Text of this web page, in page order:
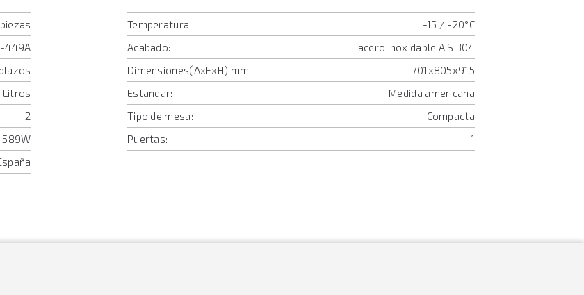
449A
Litros
2
589W
Temperatura:
-15 / -20°C
Acabado:
acero inoxidable AISI304
Dimensiones(AxFxH) mm:
701x805x915
Estandar:
Medida americana
Tipo de mesa:
Compacta
Puertas:
1